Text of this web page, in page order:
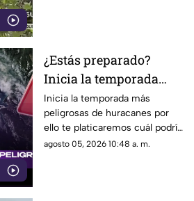
¿Estás preparado?
Inicia la temporada
más peligrosa de
huracanes: Veracruz en
la zona de mayor riesgo
Inicia la temporada más
peligrosas de huracanes por
ello te platicaremos cuál podría
ser el riesgo para Veracruz.
agosto 05, 2026 10:48 a. m.